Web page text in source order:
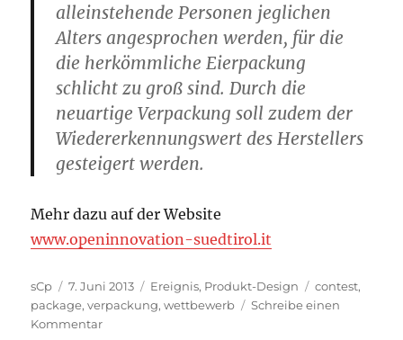
alleinstehende Personen jeglichen
Alters angesprochen werden, für die
die herkömmliche Eierpackung
schlicht zu groß sind. Durch die
neuartige Verpackung soll zudem der
Wiedererkennungswert des Herstellers
gesteigert werden.
Mehr dazu auf der Website
www.openinnovation-suedtirol.it
Autor
sCp
Veröffentlicht
am
7. Juni 2013 Kategorien
Ereignis, Produkt-Design Schlagwörter
contest,
package,verpackung,wettbewerb
Schreibe einen
Kommentarzu